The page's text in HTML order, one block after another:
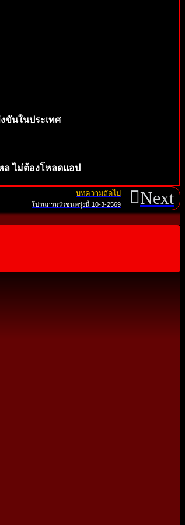
ขันในประเทศ
ล ไม่ต้องโหลดแอป
บทความถัดไป
โปรแกรมวัวชนพรุ่งนี้ 10-3-2569 Next